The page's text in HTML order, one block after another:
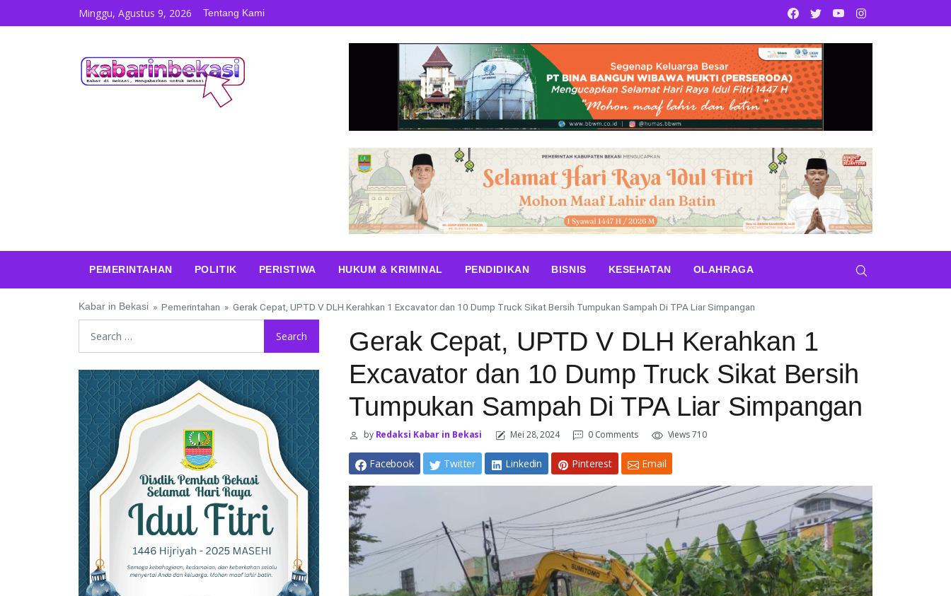
Skip to contentMinggu, Agustus 9, 2026 Tentang Kami Facebook
TwitterYoutube
PEMERINTAHAN POLITIK PERISTIWA HUKUM & KRIMINAL PENDIDIKAN BISNIS KESEHATAN OLAHRAGA
Kabar in Bekasi » Pemerintahan » Gerak Cepat, UPTD V DLH Kerahkan 1 Excavator dan 10 Dump Truck Sikat Bersih Tumpukan Sampah Di TPA Liar Simpangan
Gerak Cepat, UPTD V DLH Kerahkan 1
Excavator dan 10 Dump Truck Sikat Bersih
Tumpukan Sampah Di TPA Liar Simpangan
byRedaksi Kabar in Bekasi Mei 28, 2024 0 Comments Views 710
Facebook Twitter Linkedin Pinterest Email